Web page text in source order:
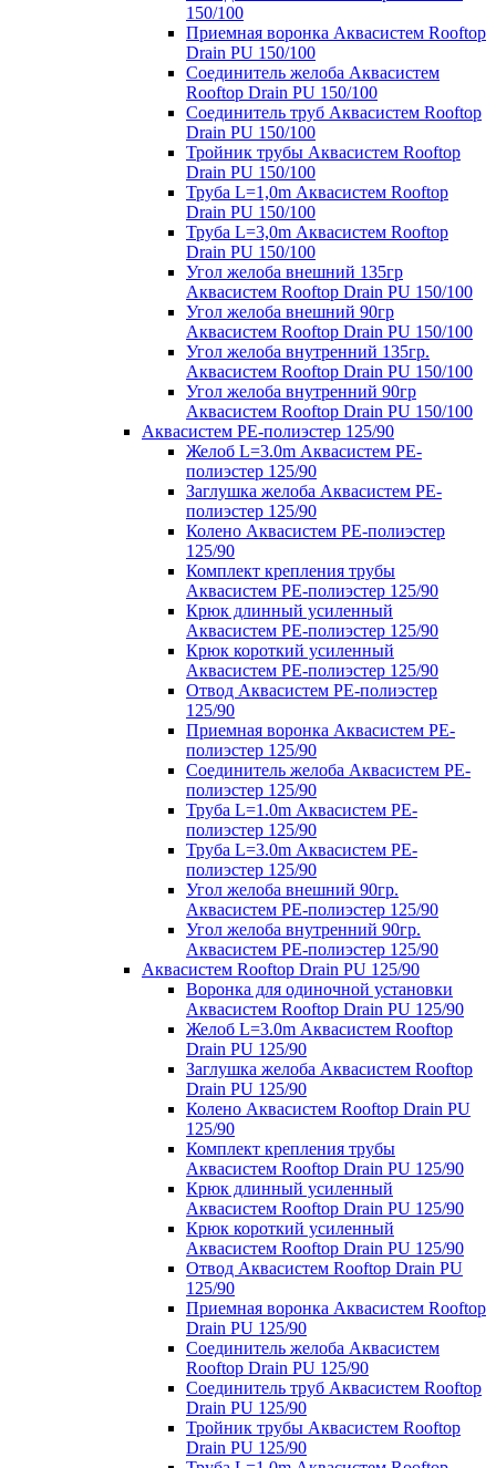
150/100
Приемная воронка Аквасистем Rooftop
Drain PU 150/100
Соединитель желоба Аквасистем
Rooftop Drain PU 150/100
Соединитель труб Аквасистем Rooftop
Drain PU 150/100
Тройник трубы Аквасистем Rooftop
Drain PU 150/100
Труба L=1,0m Аквасистем Rooftop
Drain PU 150/100
Труба L=3,0m Аквасистем Rooftop
Drain PU 150/100
Угол желоба внешний 135гр
Аквасистем Rooftop Drain PU 150/100
Угол желоба внешний 90гр
Аквасистем Rooftop Drain PU 150/100
Угол желоба внутренний 135гр.
Аквасистем Rooftop Drain PU 150/100
Угол желоба внутренний 90гр
Аквасистем Rooftop Drain PU 150/100
Аквасистем PE-полиэстер 125/90
Желоб L=3.0m Аквасистем PE-
полиэстер 125/90
Заглушка желоба Аквасистем PE-
полиэстер 125/90
Колено Аквасистем PE-полиэстер
125/90
Комплект крепления трубы
Аквасистем PE-полиэстер 125/90
Крюк длинный усиленный
Аквасистем PE-полиэстер 125/90
Крюк короткий усиленный
Аквасистем PE-полиэстер 125/90
Отвод Аквасистем РЕ-полиэстер
125/90
Приемная воронка Аквасистем PE-
полиэстер 125/90
Соединитель желоба Аквасистем PE-
полиэстер 125/90
Труба L=1.0m Аквасистем PE-
полиэстер 125/90
Труба L=3.0m Аквасистем PE-
полиэстер 125/90
Угол желоба внешний 90гр.
Аквасистем PE-полиэстер 125/90
Угол желоба внутренний 90гр.
Аквасистем PE-полиэстер 125/90
Аквасистем Rooftop Drain PU 125/90
Воронка для одиночной установки
Аквасистем Rooftop Drain PU 125/90
Желоб L=3.0m Аквасистем Rooftop
Drain PU 125/90
Заглушка желоба Аквасистем Rooftop
Drain PU 125/90
Колено Аквасистем Rooftop Drain PU
125/90
Комплект крепления трубы
Аквасистем Rooftop Drain PU 125/90
Крюк длинный усиленный
Аквасистем Rooftop Drain PU 125/90
Крюк короткий усиленный
Аквасистем Rooftop Drain PU 125/90
Отвод Аквасистем Rooftop Drain PU
125/90
Приемная воронка Аквасистем Rooftop
Drain PU 125/90
Соединитель желоба Аквасистем
Rooftop Drain PU 125/90
Соединитель труб Аквасистем Rooftop
Drain PU 125/90
Тройник трубы Аквасистем Rooftop
Drain PU 125/90